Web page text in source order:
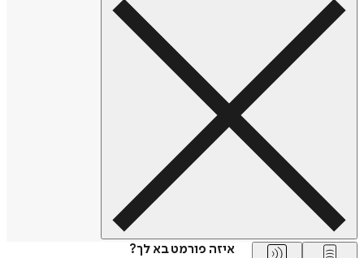
איזה פורמט בא לך?